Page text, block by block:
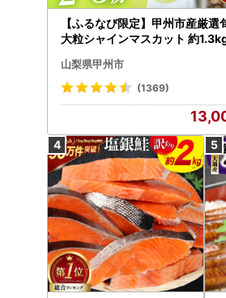
【ふるなび限定】甲州市産厳選
大粒シャインマスカット 約
472 FN-Limited-VO シャインマ
カット フルーツ
山梨県甲州市
(1369)